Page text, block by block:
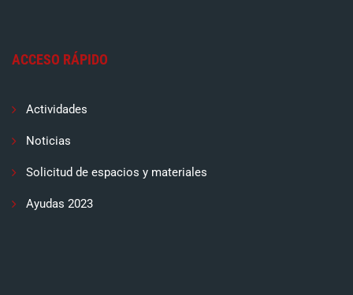
ACCESO RÁPIDO
Actividades
Noticias
Solicitud de espacios y materiales
Ayudas 2023